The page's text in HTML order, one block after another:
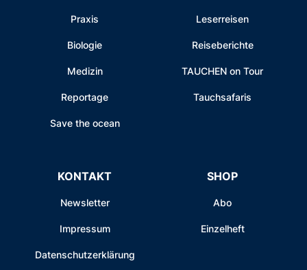
Praxis
Biologie
Medizin
Reportage
Save the ocean
Leserreisen
Reiseberichte
TAUCHEN on Tour
Tauchsafaris
KONTAKT
Newsletter
Impressum
Datenschutzerklärung
SHOP
Abo
Einzelheft